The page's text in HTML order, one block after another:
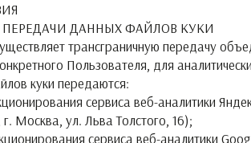
ДАННЫХ ФАЙЛОВ КУКИ
трансграничную передачу
Пользователя, для
куки передаются:
сервиса веб-аналитики
Москва, ул. Льва Толстого, 16);
сервиса веб-аналитики